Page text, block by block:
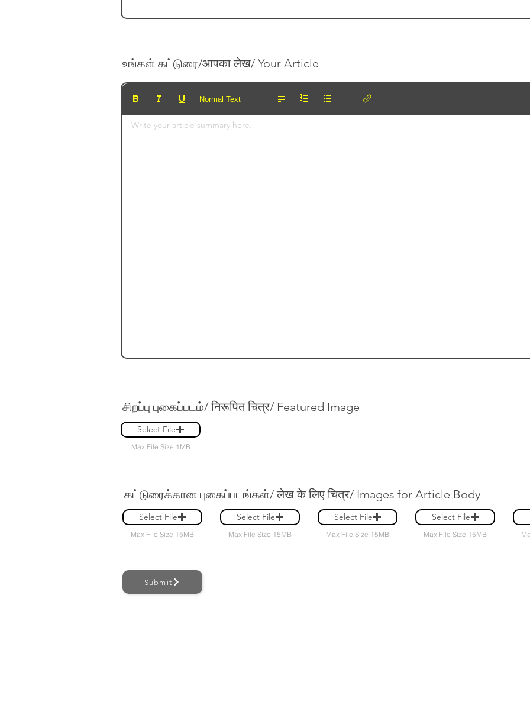
உங்கள் கட்டுரை/आपका लेख/ Your Article
Write your article summary here.
Normal Text
சிறப்பு புகைப்படம்/ निरूपित चित्र/ Featured Image
Select File
Max File Size 1MB
கட்டுரைக்கான புகைப்படங்கள்/ लेख के लिए चित्र/ Images for Article Body
Select File
Max File Size 15MB
Select File
Max File Size 15MB
Select File
Max File Size 15MB
Select File
Max File Size 15MB
Submit